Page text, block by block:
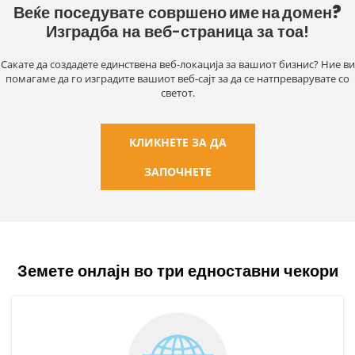
Веќе поседуватесовршено име на домен?
Изградба на веб-страница за тоа!
Сакате да создадете единствена веб-локација за вашиот бизнис? Ние ви
помагаме да го изградите вашиот веб-сајт за да се натпреварувате со
светот.
КЛИКНЕТЕ ЗА ДА
ЗАПОЧНЕТЕ
Земете онлајн во три едноставни чекори